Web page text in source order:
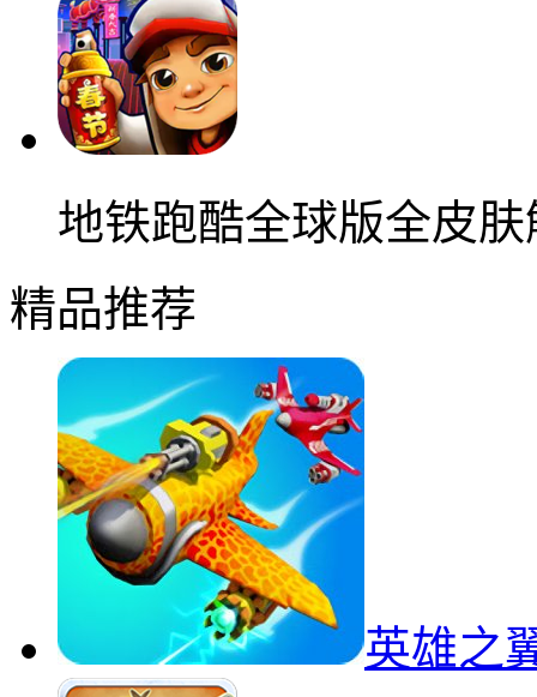
地铁跑酷全球版全皮
精品推荐
英雄之